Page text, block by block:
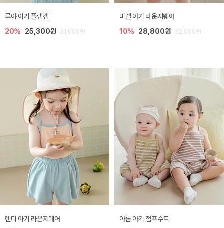
루야 아기 플랩캡
20% 25,300원 31,600원
미렐 아기 라운지웨어
10% 28,800원 32,000원
렌디 아기 라운지웨어 아롬 아기 점프수트